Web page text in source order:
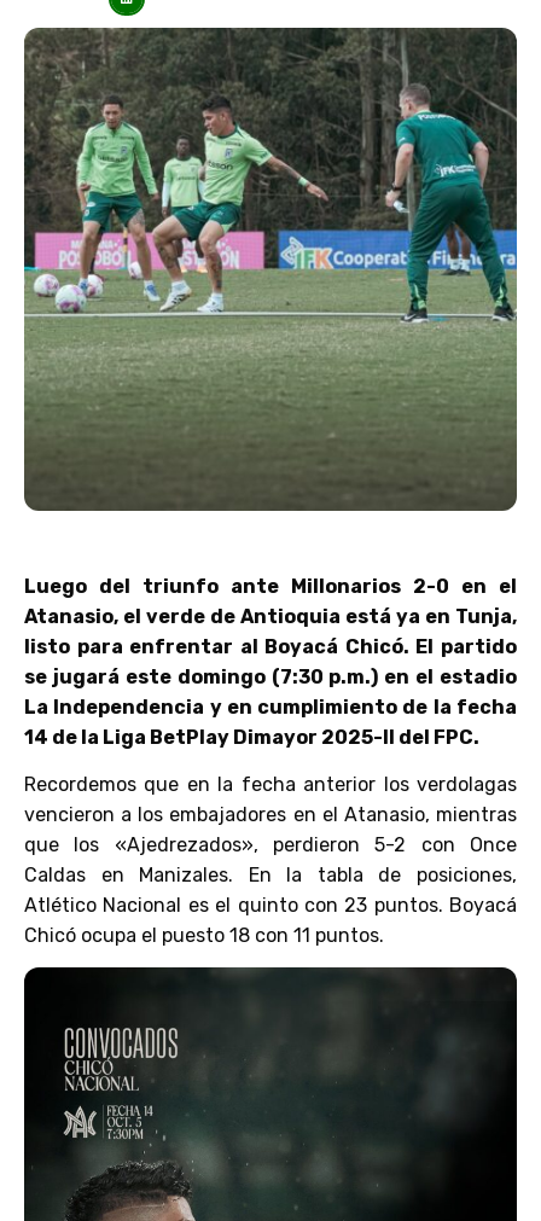
Luego del triunfo ante Millonarios 2-0 en el
Atanasio, el verde de Antioquia está ya en Tunja,
listo para enfrentar al Boyacá Chicó. El partido
se jugará este domingo (7:30 p.m.) en el estadio
La Independencia y en cumplimiento de la fecha
14 de la Liga BetPlay Dimayor 2025-II del FPC.
Recordemos que en la fecha anterior los verdolagas
vencieron a los embajadores en el Atanasio, mientras
que los «Ajedrezados», perdieron 5-2 con Once
Caldas en Manizales. En la tabla de posiciones,
Atlético Nacional es el quinto con 23 puntos. Boyacá
Chicó ocupa el puesto 18 con 11 puntos.